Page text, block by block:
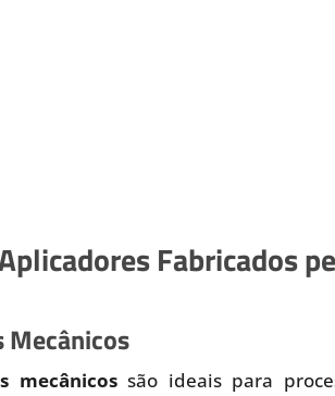
Fabricados
mecânicossão ideais para